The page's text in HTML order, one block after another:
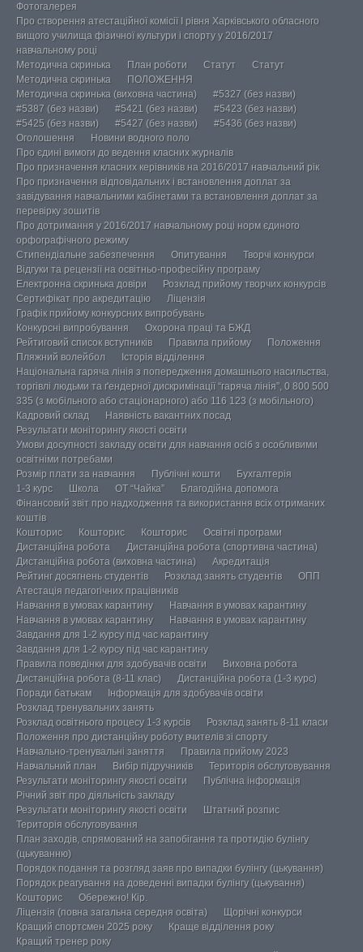
Фотогалерея
Про створення атестаційної комісії І рівня Харківського обласного
вищого училища фізичної культури і спорту у 2016/2017
навчальному році
Методична скринька
План роботи Статут
Статут
Методична скринька
ПОЛОЖЕННЯ
Методична скринька (виховна частина)
#5327 (без назви)
#5387 (без назви)
#5421 (без назви)
#5423 (без назви)
#5425 (без назви)
#5427 (без назви)
#5436 (без назви)
Оголошення
Новини водного поло
Про єдині вимоги до ведення класних журналів
Про призначення класних керівників на 2016/2017 навчальний рік
Про призначення відповідальних і встановлення доплат за
завідування навчальними кабінетами та встановлення доплат за
перевірку зошитів
Про дотримання у 2016/2017 навчальному році норм єдиного
орфографічного режиму
Стипендіальне забезпечення
Опитування
Творчі конкурси
Відгуки та рецензії на освітньо-професійну програму
Електронна скринька довіри
Розклад прийому творчих конкурсів
Сертифікат про акредитацію
Ліцензія
Графік прийому конкурсних випробувань
Конкурсні випробування
Охорона праці та БЖД
Рейтиговий список вступників
Правила прийому
Положення
Пляжний волейбол
Історія відділення
Національна гаряча лінія з попередження домашнього насильства,
торгівлі людьми та ґендерної дискримінації “гаряча лінія”, 0 800 500
335 (з мобільного або стаціонарного) або 116 123 (з мобільного)
Кадровий склад
Наявність вакантних посад
Результати моніторингу якості освіти
Умови досупності закладу освіти для навчання осіб з особливими
освітніми потребами
Розмір плати за навчання
Публічні кошти
Бухгалтерія
1-3 курс
Школа ОТ “Чайка”
Благодійна допомога
Фінансовий звіт про надходження та використання всіх отриманих
коштів
Кошторис
Кошторис Кошторис
Освітні програми
Дистанційна робота
Дистанційна робота (спортивна частина)
Дистанційна робота (виховна частина)
Акредитація
Рейтинг досягнень студентів
Розклад занять студентів
ОПП
Атестація педагогічних працівників
Навчання в умовах карантину
Навчання в умовах карантину
Навчання в умовах карантину
Навчання в умовах карантину
Завдання для 1-2 курсу під час карантину
Завдання для 1-2 курсу під час карантину
Правила поведінки для здобувачів освіти
Виховна робота
Дистанційна робота (8-11 клас)
Дистанційна робота (1-3 курс)
Поради батькам
Інформація для здобувачів освіти
Розклад тренувальних занять
Розклад освітнього процесу 1-3 курсів
Розклад занять 8-11 класи
Положення про дистанційну роботу вчителів зі спорту
Навчально-тренувальні заняття
Правила прийому 2023
Навчальний план
Вибір підручників
Територія обслуговування
Результати моніторингу якості освіти
Публічна інформація
Річний звіт про діяльність закладу
Результати моніторингу якості освіти
Штатний розпис
Територія обслуговування
План заходів, спрямований на запобігання та протидію булінгу
(цькуванню)
Порядок подання та розгляд заяв про випадки булінгу (цькування)
Порядок реагування на доведенні випадки булінгу (цькування)
Кошторис
Обережно! Кір.
Ліцензія (повна загальна середня освіта)
Щорічні конкурси
Кращий спортсмен 2025 року
Краще відділення року
Кращий тренер року